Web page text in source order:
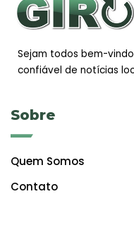
Sejam todos bem-
confiável de notícias
Sobre
Quem Somos
Contato